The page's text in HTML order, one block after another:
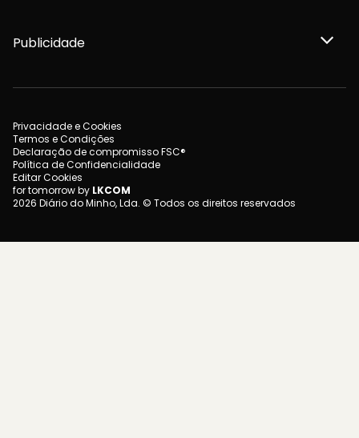
Publicidade
Privacidade e Cookies
Termos e Condições
Declaração de compromisso FSC®
Política de Confidencialidade
Editar Cookies
for tomorrow by LKCOM
2026 Diário do Minho, Lda. © Todos os direitos reservados